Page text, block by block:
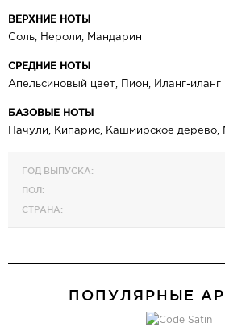
ВЕРХНИЕ НОТЫ
Соль, Нероли, Мандарин
СРЕДНИЕ НОТЫ
Апельсиновый цвет, Пион, Иланг-иланг
БАЗОВЫЕ НОТЫ
Пачули, Кипарис, Кашмирское дерево,
ГОД ВЫПУСКА:
ПОЛ:
СТРАНА:
ПОПУЛЯРНЫЕ